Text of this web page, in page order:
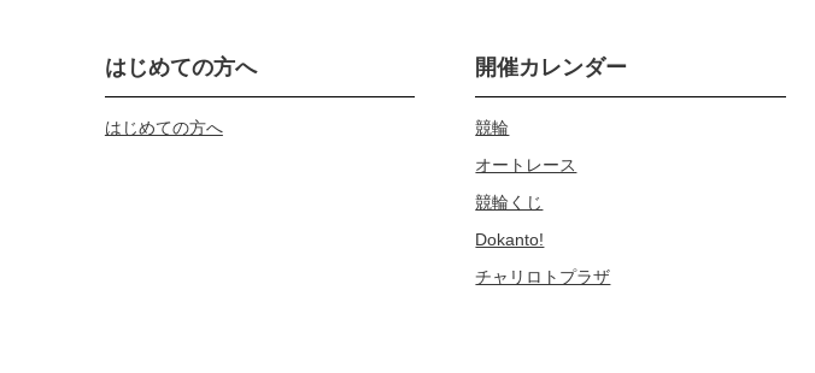
はじめての方へ
はじめての方へ
開催カレンダー
競輪
オートレース
競輪くじ
Dokanto!
チャリロトプラザ